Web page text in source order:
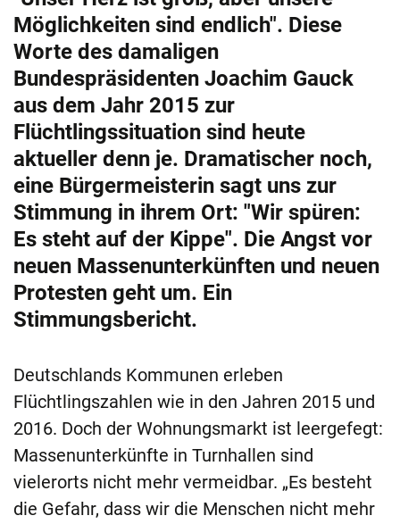
Möglichkeiten sind endlich". Diese
Worte des damaligen
Bundespräsidenten Joachim Gauck
aus dem Jahr 2015 zur
Flüchtlingssituation sind heute
aktueller denn je. Dramatischer noch,
eine Bürgermeisterin sagt uns zur
Stimmung in ihrem Ort: "Wir spüren:
Es steht auf der Kippe". Die Angst vor
neuen Massenunterkünften und neuen
Protesten geht um. Ein
Stimmungsbericht.
Deutschlands Kommunen erleben
Flüchtlingszahlen wie in den Jahren 2015 und
2016. Doch der Wohnungsmarkt ist leergefegt:
Massenunterkünfte in Turnhallen sind
vielerorts nicht mehr vermeidbar. „Es besteht
die Gefahr, dass wir die Menschen nicht mehr